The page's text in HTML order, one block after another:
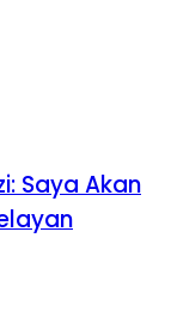
Saya Akan